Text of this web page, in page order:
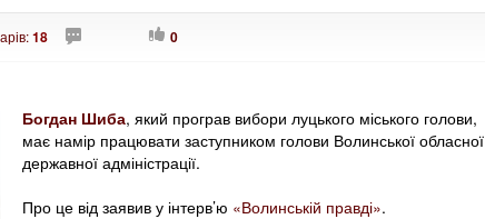
18 0
Богдан Шиба, який програв вибори луцького міського голови,
має намір працювати заступником голови Волинської обласної
державної адміністрації.
Про це від заявив у інтерв’ю «Волинській правді».